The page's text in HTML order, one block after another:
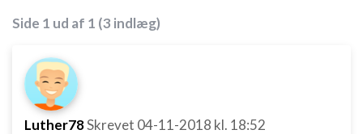
Side 1 ud af 1 (3 indlæg)
Luther78Skrevet 04-11-2018 kl. 18:52